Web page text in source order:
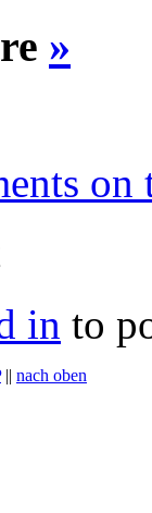
»
on
in to
|| nach oben